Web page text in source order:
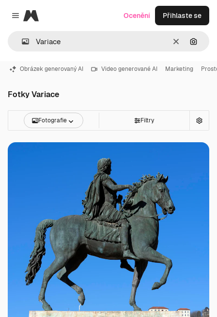
Close menu
Magnific
ZrušitHledat
Ocenění Přihlaste se
Obrázek generovaný AI Video generované AI Marketing
Fotky Variace
Fotografie Filtry